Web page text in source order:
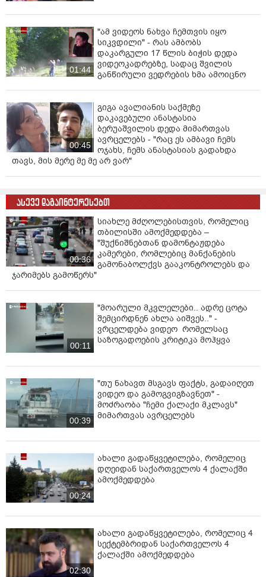
01:44
"ამ ვიდეოს ნახვა ჩემთვის იყო
სიკვდილი" - რას ამბობს
დაკარგული 17 წლის ბიჭის დედა
ვიდეოკადრებზე, სადაც შვილის
განწირული ვედრების ხმა ამოიცნო
00:45
გიგა ავალიანის საქმეზე
დაკავებული ანასტასია
ბერუაშვილის დედა მიმართვას
ავრცელებს - "რაც ეს ამბავი ჩემს
ოჯახს, ჩემს ანასტასიას გადახდა
თავს, მის მერე მე მე არ ვარ"
ასევე დაგაინტერესებთ
00:36
სიახლე მძღოლებისთვის, რომელიც
თბილისში ამოქმედდება –
"შუქნიშნებთან დამონტაჟდება
კამერები, რომლებიც მანქანების
გამონაბოლქვს გააკონტროლებს და
ჯარიმებს გამოწერს"
00:11
"მოარული მკვლელები.. ადრე ცოტა
შემცირდნენ ახლა აიშვეს.." -
ვრცელდება ვიდეო რომელსაც
საზოგადოების კრიტიკა მოჰყვა
00:39
"თუ ნახავთ მსგავს ფაქტს, გადაიღეთ
ვიდეო და გამოგვიგზავნეთ" -
მოძრაობა "ჩემი ქალაქი მკლავს"
მიმართვას ავრცელებს
00:24
ახალი გადაწყვეტილება, რომელიც
დღეიდან საქართველოს 4 ქალაქში
ამოქმედდება
02:30
ახალი გადაწყვეტილება, რომელიც 4
სექტემბრიდან საქართველოს 4
ქალაქში ამოქმედდება